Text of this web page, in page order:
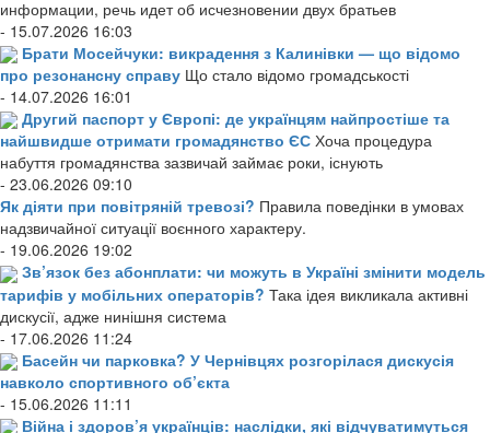
информации, речь идет об исчезновении двух братьев
- 15.07.2026 16:03
Брати Мосейчуки: викрадення з Калинівки — що відомо
про резонансну справу Що стало відомо громадськості
- 14.07.2026 16:01
Другий паспорт у Європі: де українцям найпростіше та
найшвидше отримати громадянство ЄС Хоча процедура
набуття громадянства зазвичай займає роки, існують
- 23.06.2026 09:10
Як діяти при повітряній тревозі? Правила поведінки в умовах
надзвичайної ситуації воєнного характеру.
- 19.06.2026 19:02
Зв’язок без абонплати: чи можуть в Україні змінити модель
тарифів у мобільних операторів? Така ідея викликала активні
дискусії, адже нинішня система
- 17.06.2026 11:24
Басейн чи парковка? У Чернівцях розгорілася дискусія
навколо спортивного об’єкта
- 15.06.2026 11:11
Війна і здоров’я українців: наслідки, які відчуватимуться